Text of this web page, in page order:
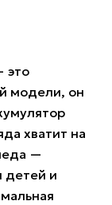
это
модели, он
хватит на
—
детей и